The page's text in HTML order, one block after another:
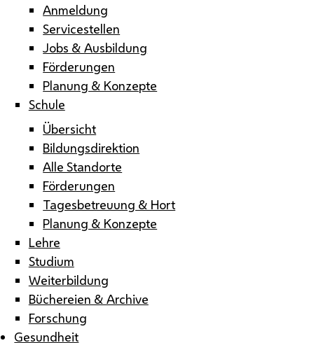
Anmeldung
Servicestellen
Jobs & Ausbildung
Förderungen
Planung & Konzepte
Schule
Übersicht
Bildungsdirektion
Alle Standorte
Förderungen
Tagesbetreuung & Hort
Planung & Konzepte
Lehre
Studium
Weiterbildung
Büchereien & Archive
Forschung
Gesundheit